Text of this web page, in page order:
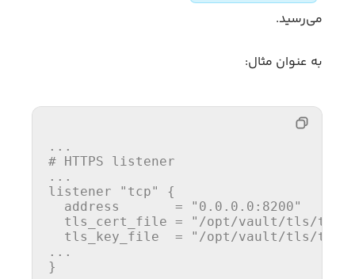
می‌رسید.
به عنوان مثال:
...
# HTTPS listener
...
listener
"tcp"
{
  address       =
"0.0.0.0:8200"
  tls_cert_file =
"/opt/vault/tls/
  tls_key_file  =
"/opt/vault/tls/
...